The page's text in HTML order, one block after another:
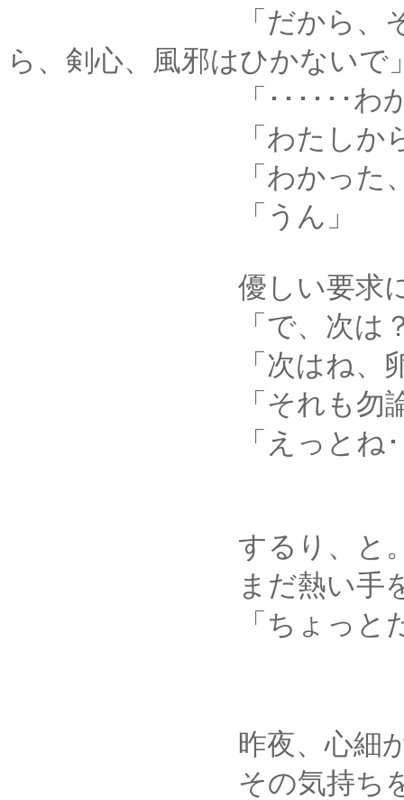
「だから、そんな思
ら、剣心、風邪はひかないで
「･･････わかっ
「わたしからうつら
「わかった、それ
「うん」
優しい要求に、剣
「で、次は？
「次はね、卵雑炊は
「それも勿論。ほ
「えっとね･････
するり、と
まだ熱い手を、薫は
「ちょっとだけ、
昨夜、心細かっ
その気持ちを今埋め